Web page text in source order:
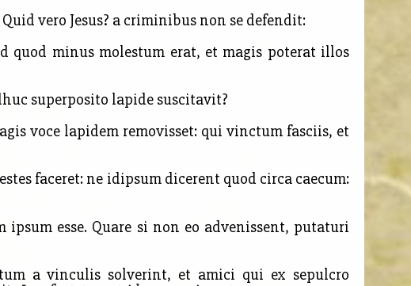
vero Jesus? a criminibus non se defendit:
quod minus molestum erat, et magis poterat illos
superposito lapide suscitavit?
voce lapidem removisset: qui vinctum fasciis, et
faceret: ne idipsum dicerent quod circa caecum:
esse. Quare si non eo advenissent, putaturi
a vinculis solverint, et amici qui ex sepulcro